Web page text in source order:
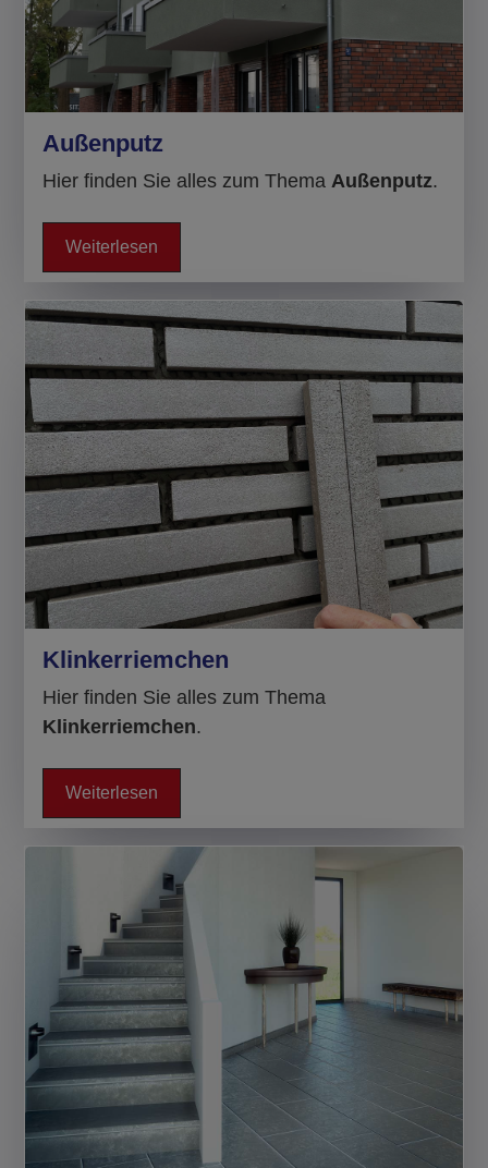
Außenputz
Hier finden Sie alles zum Thema Außenputz.
Weiterlesen
Klinkerriemchen
Hier finden Sie alles zum Thema
Klinkerriemchen.
Weiterlesen